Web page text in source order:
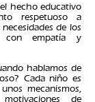
hecho educativo
respetuoso a
de los
con empatía y
hablamos de
Cada niño es
mecanismos,
de